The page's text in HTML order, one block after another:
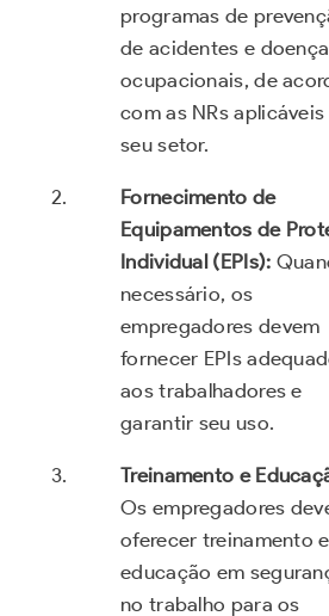
programas de
de acidentes e
ocupacionais, de
com as NRs aplicáveis
seu setor.
Fornecimento de
Equipamentos de
Individual (EPIs):
necessário, os
empregadores devem
fornecer EPIs
aos trabalhadores e
garantir seu uso.
Treinamento e
Os empregadores
oferecer treinamento e
educação em
no trabalho para os